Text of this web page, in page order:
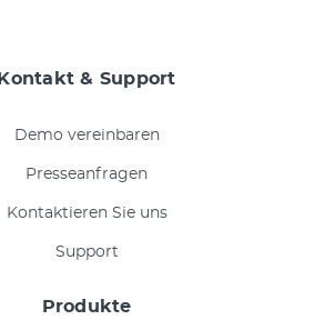
Kontakt & Support
Demo vereinbaren
Presseanfragen
Kontaktieren Sie uns
Support
Produkte